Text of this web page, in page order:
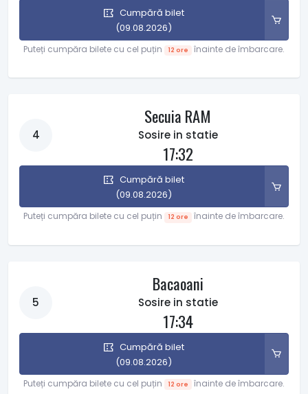
Cumpără bilet
(09.08.2026)
Puteți cumpăra bilete cu cel puțin 12 ore înainte de îmbarcare.
4
Secuia RAM
Sosire in statie
17:32
Cumpără bilet
(09.08.2026)
Puteți cumpăra bilete cu cel puțin 12 ore înainte de îmbarcare.
5
Bacaoani
Sosire in statie
17:34
Cumpără bilet
(09.08.2026)
Puteți cumpăra bilete cu cel puțin 12 ore înainte de îmbarcare.